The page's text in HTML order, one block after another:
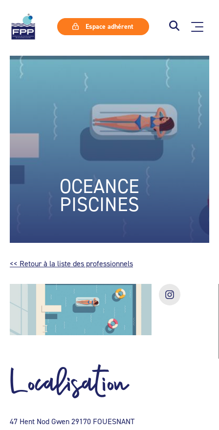
Espace adhérent
OCEANCE
PISCINES
<< Retour à la liste des professionnels
Localisation
47 Hent Nod Gwen 29170 FOUESNANT